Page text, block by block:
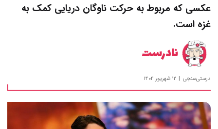
عکسی که مربوط به حرکت ناوگان دریایی کمک به
غزه است.
نادرست
درستی‌سنجی ۱۲ شهریور ۱۴۰۴